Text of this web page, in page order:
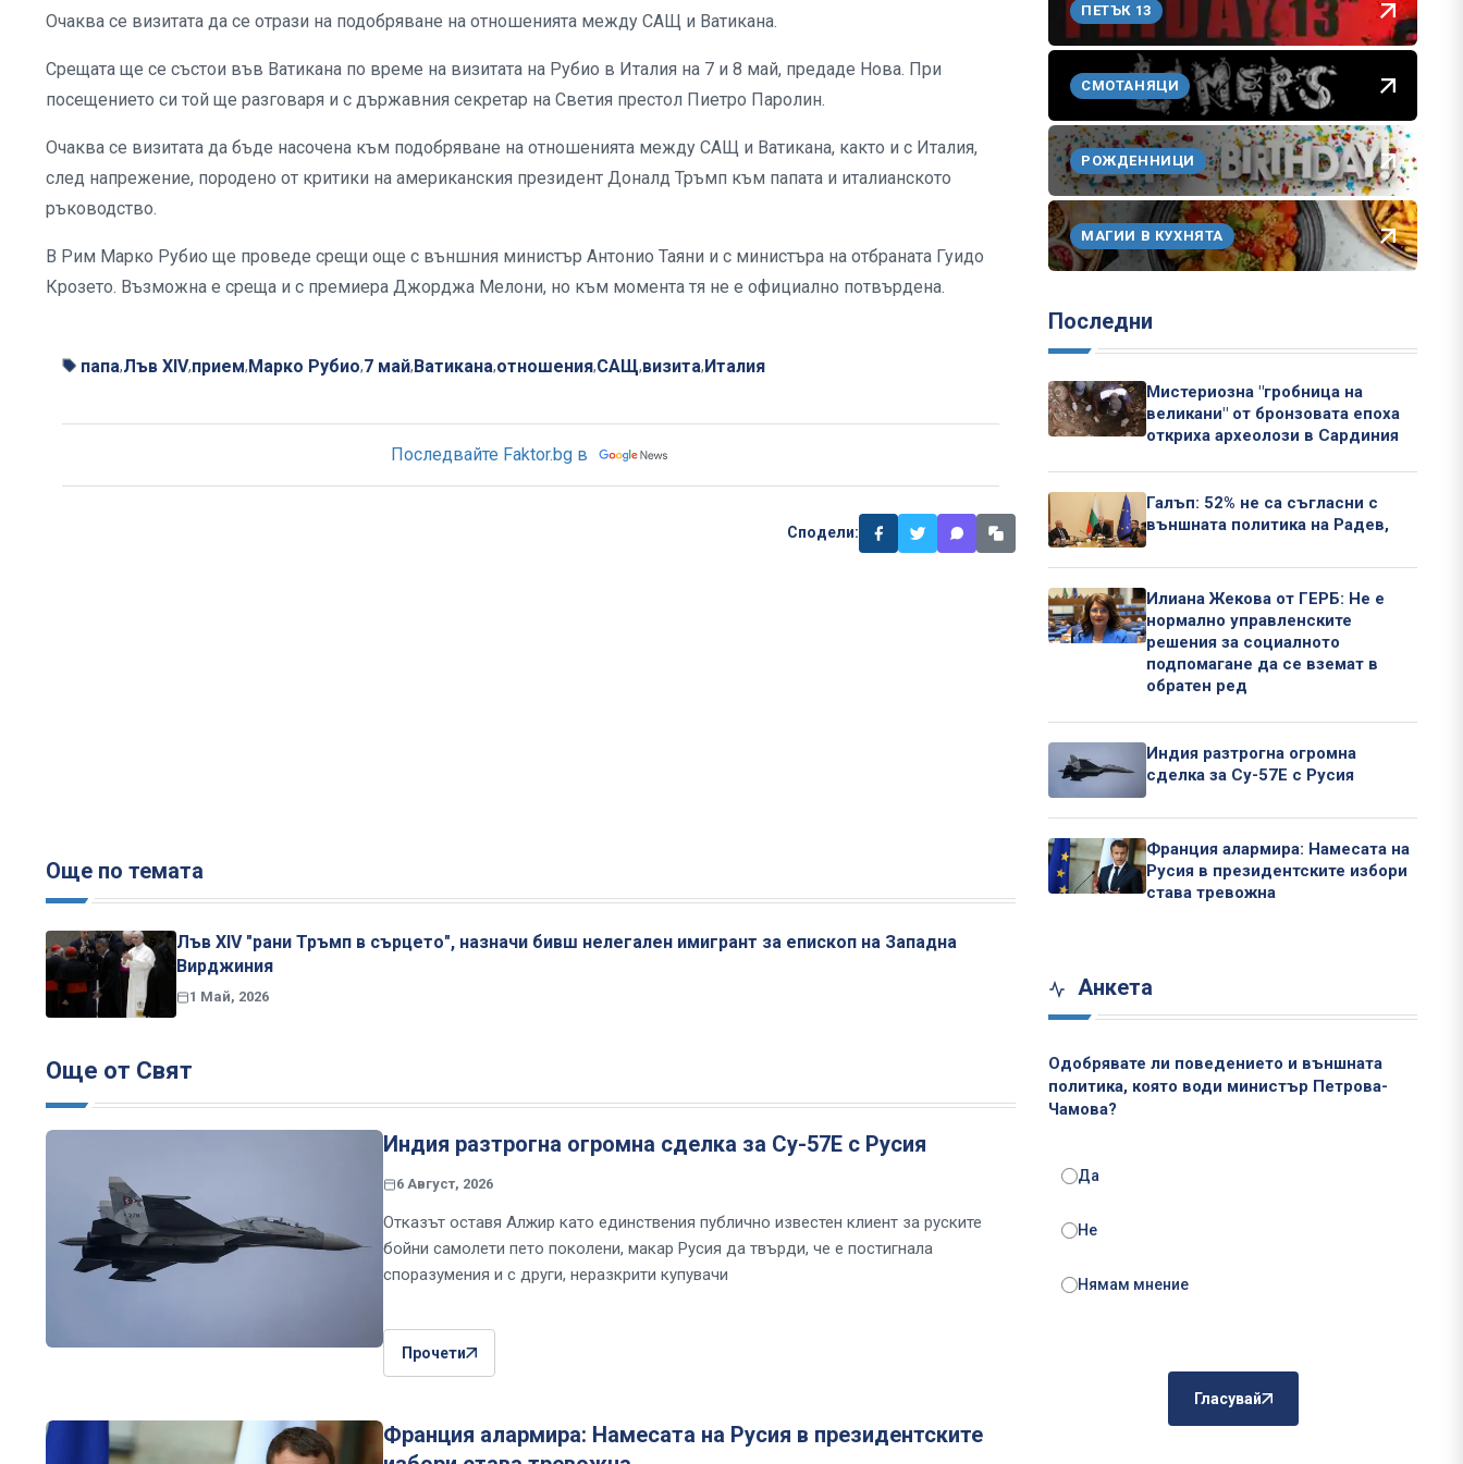
Очаква се визитата да се отрази на подобряване на отношенията между САЩ и Ватикана.
Срещата ще се състои във Ватикана по време на визитата на Рубио в Италия на 7 и 8 май, предаде Нова. При
посещението си той ще разговаря и с държавния секретар на Светия престол Пиетро Паролин.
Очаква се визитата да бъде насочена към подобряване на отношенията между САЩ и Ватикана, както и с Италия,
след напрежение, породено от критики на американския президент Доналд Тръмп към папата и италианското
ръководство.
В Рим Марко Рубио ще проведе срещи още с външния министър Антонио Таяни и с министъра на отбраната Гуидо
Крозето. Възможна е среща и с премиера Джорджа Мелони, но към момента тя не е официално потвърдена.
папа,Лъв XIV,прием,Марко Рубио,7 май,Ватикана,отношения,САЩ,визита,Италия
Последвайте Faktor.bg в
Сподели:
Още по темата
Лъв XIV "рани Тръмп в сърцето", назначи бивш нелегален имигрант за епископ на Западна
Вирджиния
1 Май, 2026
Още от Свят
Индия разтрогна огромна сделка за Су-57Е с Русия
6 Август, 2026
Отказът оставя Алжир като единствения публично известен клиент за руските
бойни самолети пето поколени, макар Русия да твърди, че е постигнала
споразумения и с други, неразкрити купувачи
Прочети
Франция алармира: Намесата на Русия в президентските
ПЕТЪК 13
СМОТАНЯЦИ
РОЖДЕННИЦИ
МАГИИ В КУХНЯТА
Последни
Мистериозна "гробница на
великани" от бронзовата епоха
откриха археолози в Сардиния
Галъп: 52% не са съгласни с
външната политика на Радев,
Илиана Жекова от ГЕРБ: Не е
нормално управленските
решения за социалното
подпомагане да се вземат в
обратен ред
Индия разтрогна огромна
сделка за Су-57Е с Русия
Франция алармира: Намесата на
Русия в президентските избори
става тревожна
Анкета
Одобрявате ли поведението и външната
политика, която води министър Петрова-
Чамова?
Да
Не
Нямам мнение
Гласувай